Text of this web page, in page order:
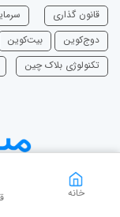
خانه
قانون گذاری
دوج‌کوین
بیت‌کوین
تکنولوژی بلاک چین